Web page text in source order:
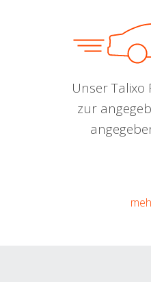
Unser Talixo
zur